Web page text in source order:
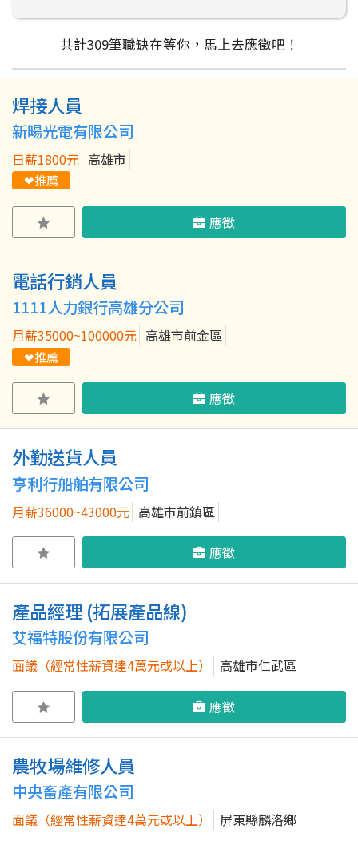
共計309筆職缺在等你，馬上去應徵吧！
焊接人員
新暘光電有限公司
日薪1800元 高雄市
❤推薦
應徵
電話行銷人員
1111人力銀行高雄分公司
月薪35000~100000元 高雄市前金區
❤推薦
應徵
外勤送貨人員
亨利行船舶有限公司
月薪36000~43000元 高雄市前鎮區
應徵
產品經理 (拓展產品線)
艾福特股份有限公司
面議（經常性薪資達4萬元或以上） 高雄市仁武區
應徵
農牧場維修人員
中央畜產有限公司
面議（經常性薪資達4萬元或以上） 屏東縣麟洛鄉